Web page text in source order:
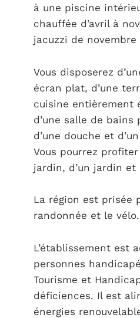
à une piscine
chauffée d’avril à
jacuzzi de novembre
Vous disposerez
écran plat, d’une
cuisine entièrement
d’une salle de bains
d’une douche et
Vous pourrez profiter
jardin, d’un jardin et
La région est prisée
randonnée et le vélo.
L’établissement est
personnes
Tourisme et
déficiences. Il est
énergies